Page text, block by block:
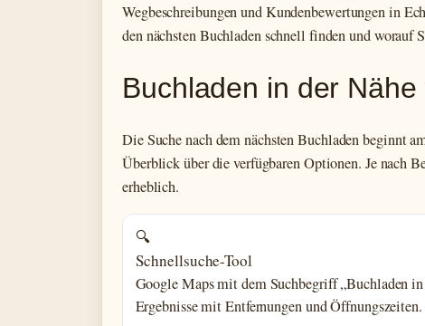
Wegbeschreibungen und Kundenbewertungen in
den nächsten Buchladen schnell finden und worauf
Buchladen in der Nähe
Die Suche nach dem nächsten Buchladen beginnt
Überblick über die verfügbaren Optionen. Je nach
erheblich.
🔍
Schnellsuche-Tool
Google Maps mit dem Suchbegriff „Buchladen
Ergebnisse mit Entfernungen und Öffnungszeiten.